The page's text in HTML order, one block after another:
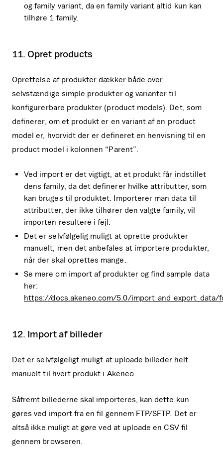
og family variant, da en family variant altid kun kan
tilhøre 1 family.
11. Opret products
Oprettelse af produkter dækker både over
selvstændige simple produkter og varianter til
konfigurerbare produkter (product models). Det, som
definerer, om et produkt er en variant af en product
model er, hvorvidt der er defineret en henvisning til en
product model i kolonnen “Parent”.
Ved import er det vigtigt, at et produkt får indstillet
dens family, da det definerer hvilke attributter, som
kan bruges til produktet. Importerer man data til
attributter, der ikke tilhører den valgte family, vil
importen resultere i fejl.
Det er selvfølgelig muligt at oprette produkter
manuelt, men det anbefales at importere produkter,
når der skal oprettes mange.
Se mere om import af produkter og find sample data
her:
https://docs.akeneo.com/5.0/
12. Import af billeder
Det er selvfølgeligt muligt at uploade billeder helt
manuelt til hvert produkt i Akeneo.
Såfremt billederne skal importeres, kan dette kun
gøres ved import fra en fil gennem FTP/SFTP. Det er
altså ikke muligt at gøre ved at uploade en CSV fil
gennem browseren.